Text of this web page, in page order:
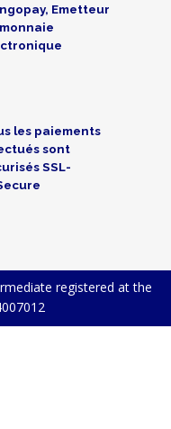
Emetteur
les paiements
sont
SSL-
registered at the